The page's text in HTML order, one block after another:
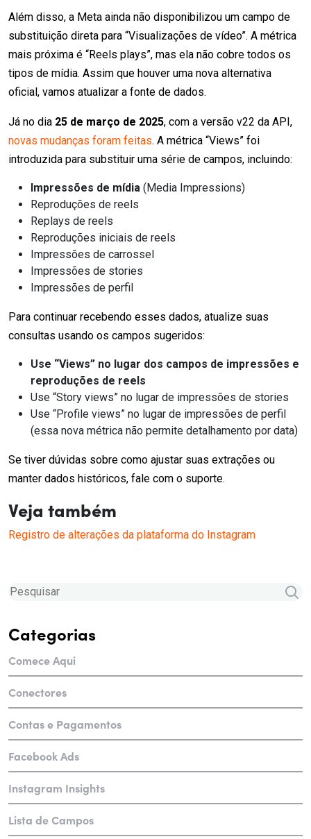
Além disso, a Meta ainda não disponibilizou um campo de
substituição direta para “Visualizações de vídeo”. A métrica
mais próxima é “Reels plays”, mas ela não cobre todos os
tipos de mídia. Assim que houver uma nova alternativa
oficial, vamos atualizar a fonte de dados.
Já no dia 25 de março de 2025, com a versão v22 da API,
novas mudanças foram feitas. A métrica “Views” foi
introduzida para substituir uma série de campos, incluindo:
Impressões de mídia (Media Impressions)
Reproduções de reels
Replays de reels
Reproduções iniciais de reels
Impressões de carrossel
Impressões de stories
Impressões de perfil
Para continuar recebendo esses dados, atualize suas
consultas usando os campos sugeridos:
Use “Views” no lugar dos campos de impressões e
reproduções de reels
Use “Story views” no lugar de impressões de stories
Use “Profile views” no lugar de impressões de perfil
(essa nova métrica não permite detalhamento por data)
Se tiver dúvidas sobre como ajustar suas extrações ou
manter dados históricos, fale com o suporte.
Veja também
Registro de alterações da plataforma do Instagram
Categorias
Comece Aqui
Conectores
Contas e Pagamentos
Facebook Ads
Instagram Insights
Lista de Campos